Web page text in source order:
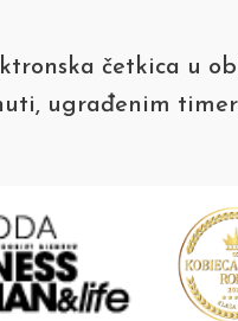
četkica u
ugrađenim